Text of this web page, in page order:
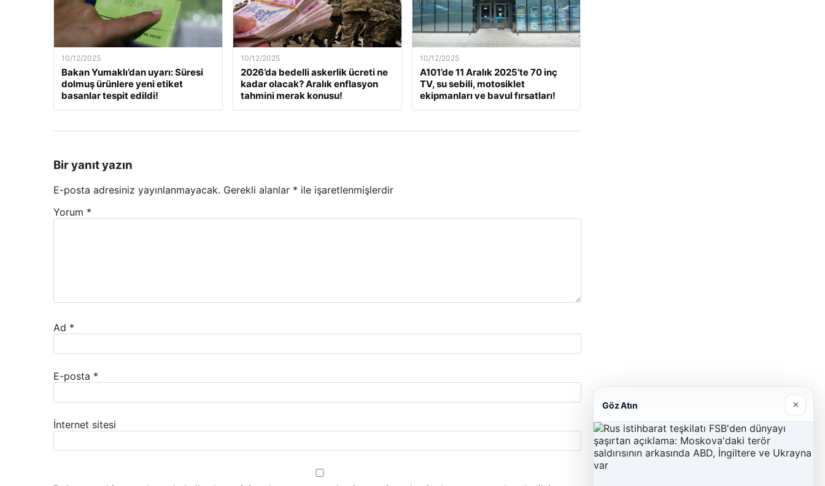
10/12/2025
Bakan Yumaklı’dan uyarı: Süresi
dolmuş ürünlere yeni etiket
basanlar tespit edildi!
10/12/2025
2026’da bedelli askerlik ücreti ne
kadar olacak? Aralık enflasyon
tahmini merak konusu!
10/12/2025
A101’de 11 Aralık 2025’te 70 inç
TV, su sebili, motosiklet
ekipmanları ve bavul fırsatları!
Bir yanıt yazın
E-posta adresiniz yayınlanmayacak. Gerekli alanlar * ile işaretlenmişlerdir
Yorum *
Ad *
E-posta *
İnternet sitesi
Göz Atın ×